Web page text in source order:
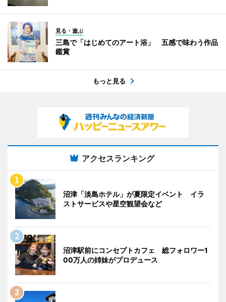
見る・遊ぶ
三島で「はじめてのアート浴」 五感で味わう作品
鑑賞
もっと見る
アクセスランキング
沼津「淡島ホテル」が夏限定イベント イラ
ストサービスや星空観望会など
沼津駅前にコンセプトカフェ 総フォロワー1
00万人の姉妹がプロデュース